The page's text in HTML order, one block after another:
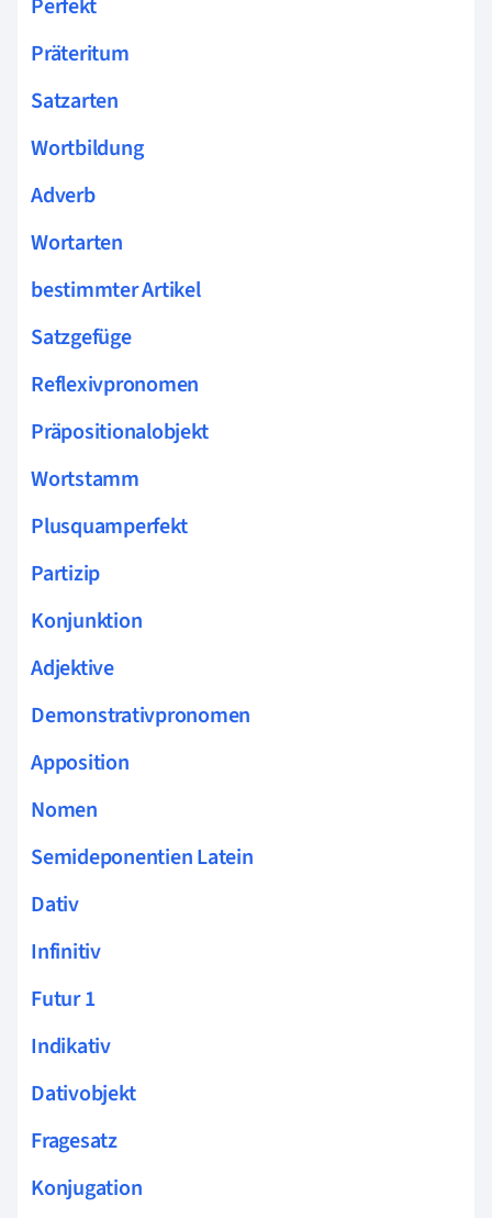
Präteritum
Satzarten
Wortbildung
Adverb
Wortarten
bestimmter Artikel
Satzgefüge
Reflexivpronomen
Präpositionalobjekt
Wortstamm
Plusquamperfekt
Partizip
Konjunktion
Adjektive
Demonstrativpronomen
Apposition
Nomen
Semideponentien Latein
Dativ
Infinitiv
Futur 1
Indikativ
Dativobjekt
Fragesatz
Konjugation